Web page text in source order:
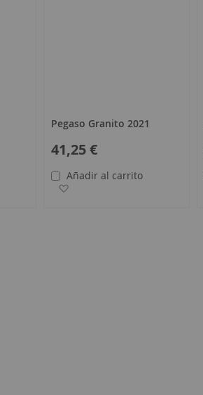
Pegaso Granito 2021
41,25 €
Añadir al carrito